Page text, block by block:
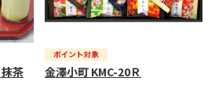
茶
金澤小町 KMC-20Ｒ